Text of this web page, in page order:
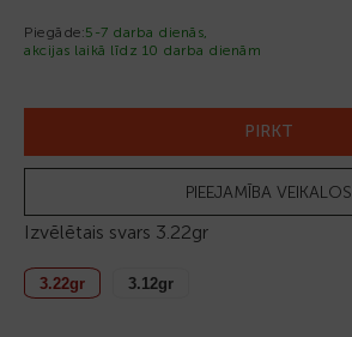
Piegāde:5-7 darba dienās,
akcijas laikā līdz 10 darba dienām
PIRKT
PIEEJAMĪBA VEIKALOS
Izvēlētais svars 3.22gr
3.22gr 3.12gr